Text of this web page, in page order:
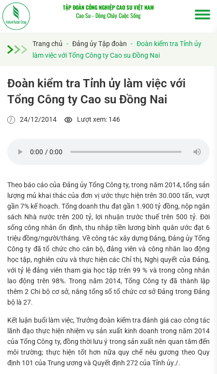
TẬP ĐOÀN CÔNG NGHIỆP CAO SU VIỆT NAM
Cao Su - Dòng Chảy Cuộc Sống
Trang chủ - Đảng ủy Tập đoàn - Đoàn kiểm tra Tỉnh ủy
làm việc với Tổng Công ty Cao su Đồng Nai
Đoàn kiểm tra Tỉnh ủy làm việc với
Tổng Công ty Cao su Đồng Nai
24/12/2014 Lượt xem: 146
Theo báo cáo của Đảng ủy Tổng Công ty, trong năm 2014, tổng sản
lượng mủ khai thác của đơn vị ước thực hiện trên 30.000 tấn, vượt
gần 7% kế hoạch. Tổng doanh thu đạt gần 1.900 tỷ đồng, nộp ngân
sách Nhà nước trên 200 tỷ, lợi nhuận trước thuế trên 500 tỷ. Đời
sống công nhân ổn định, thu nhập tiền lương bình quân ước đạt 6
triệu đồng/người/tháng. Về công tác xây dựng Đảng, Đảng ủy Tổng
Công ty đã tổ chức cho cán bộ, đảng viên và công nhân lao động
học tập, nghiên cứu và thực hiện các Chỉ thị, Nghị quyết của Đảng,
với tỷ lệ đảng viên tham gia học tập trên 99 % và trong công nhân
lao động trên 98%. Trong năm 2014, Tổng Công ty đã thành lập
thêm 2 Chi bộ cơ sở, nâng tổng số tổ chức cơ sở Đảng trong Đảng
bộ là 27.
Kết luận buổi làm việc, Trưởng đoàn kiểm tra đánh giá cao công tác
lãnh đạo thực hiện nhiệm vụ sản xuất kinh doanh trong năm 2014
của Tổng Công ty, đồng thời lưu ý trong sản xuất nên quan tâm đến
môi trường; thực hiện tốt hơn nữa quy chế nêu gương theo Quy
định 101 của Trung ương và Quyết định 272 của Tỉnh ủy./.
kiếm...